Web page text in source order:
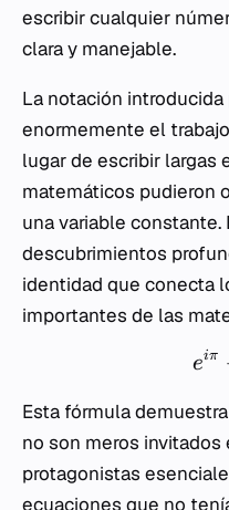
escribir cualquier
clara y manejable.
La notación
enormemente el
lugar de escribir largas
matemáticos pudieron
una variable constante.
descubrimientos
identidad que conecta
importantes de las
eiπ
Esta fórmula
no son meros
protagonistas
ecuaciones que no